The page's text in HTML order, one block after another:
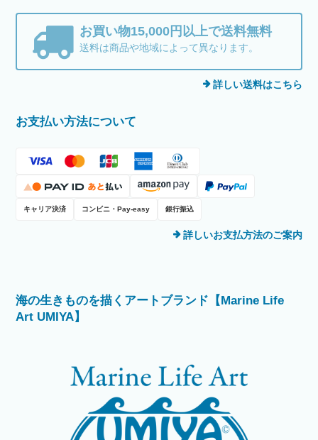
お買い物15,000円以上で送料無料
送料は商品や地域によって異なります。
詳しい送料はこちら
お支払い方法について
キャリア決済 コンビニ・Pay-easy 銀行振込
詳しいお支払方法のご案内
海の生きものを描くアートブランド【Marine Life
Art UMIYA】